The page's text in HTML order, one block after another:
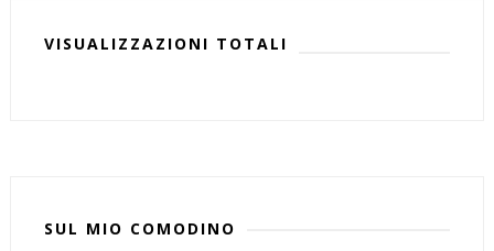
VISUALIZZAZIONI TOTALI
SUL MIO COMODINO